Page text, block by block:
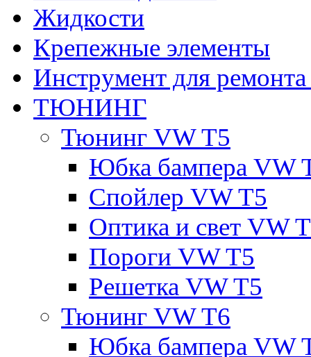
Жидкости
Крепежные элементы
Инструмент для
ТЮНИНГ
Тюнинг VW T5
Юбка бампера VW
Спойлер VW T5
Оптика и свет VW
Пороги VW T5
Решетка VW T5
Тюнинг VW T6
Юбка бампера VW